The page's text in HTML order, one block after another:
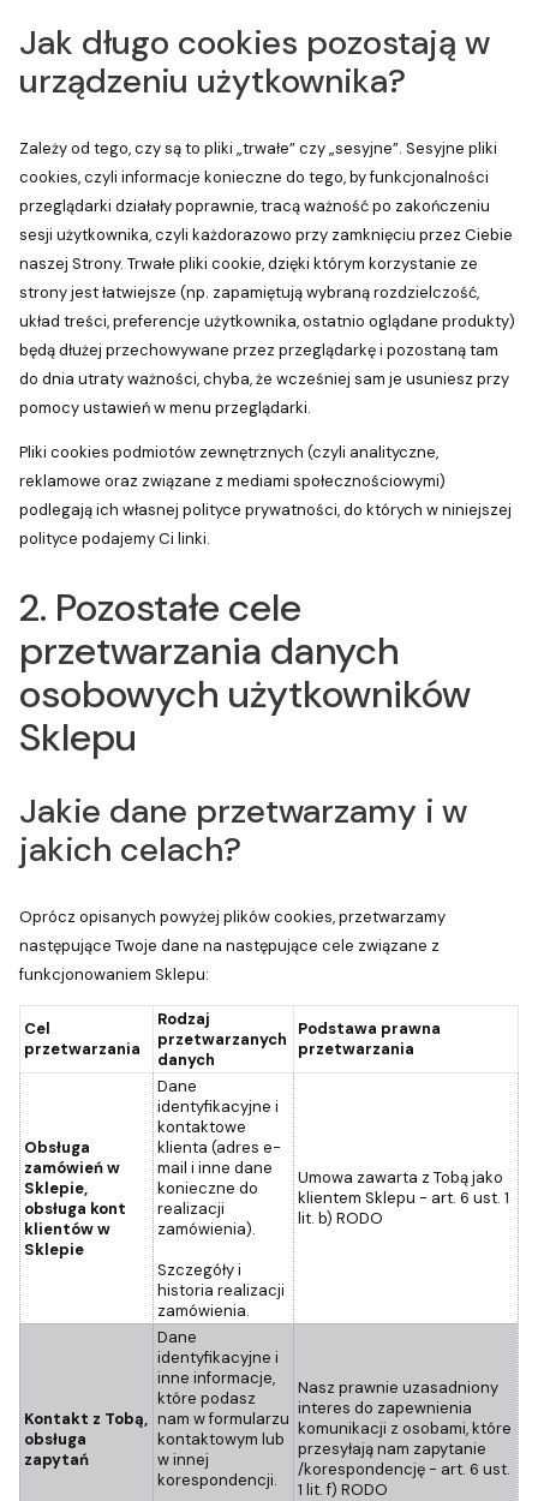
Jak długo cookies pozostają w
urządzeniu użytkownika?
Zależy od tego, czy są to pliki „trwałe” czy „sesyjne”. Sesyjne pliki
cookies, czyli informacje konieczne do tego, by funkcjonalności
przeglądarki działały poprawnie, tracą ważność po zakończeniu
sesji użytkownika, czyli każdorazowo przy zamknięciu przez Ciebie
naszej Strony. Trwałe pliki cookie, dzięki którym korzystanie ze
strony jest łatwiejsze (np. zapamiętują wybraną rozdzielczość,
układ treści, preferencje użytkownika, ostatnio oglądane produkty)
będą dłużej przechowywane przez przeglądarkę i pozostaną tam
do dnia utraty ważności, chyba, że wcześniej sam je usuniesz przy
pomocy ustawień w menu przeglądarki.
Pliki cookies podmiotów zewnętrznych (czyli analityczne,
reklamowe oraz związane z mediami społecznościowymi)
podlegają ich własnej polityce prywatności, do których w niniejszej
polityce podajemy Ci linki.
2. Pozostałe cele
przetwarzania danych
osobowych użytkowników
Sklepu
Jakie dane przetwarzamy i w
jakich celach?
Oprócz opisanych powyżej plików cookies, przetwarzamy
następujące Twoje dane na następujące cele związane z
funkcjonowaniem Sklepu:
Cel
przetwarzania
Rodzaj
przetwarzanych
danych
Podstawa prawna
przetwarzania
Obsługa
zamówień w
Sklepie,
obsługa kont
klientów w
Sklepie
Dane
identyfikacyjne i
kontaktowe
klienta (adres e-
mail i inne dane
konieczne do
realizacji
zamówienia).
Szczegóły i
historia realizacji
zamówienia.
Umowa zawarta z Tobą jako
klientem Sklepu - art. 6 ust. 1
lit. b) RODO
Kontakt z Tobą,
obsługa
zapytań
Dane
identyfikacyjne i
inne informacje,
które podasz
nam w formularzu
kontaktowym lub
w innej
korespondencji.
Nasz prawnie uzasadniony
interes do zapewnienia
komunikacji z osobami, które
przesyłają nam zapytanie
/korespondencję - art. 6 ust.
1 lit. f) RODO